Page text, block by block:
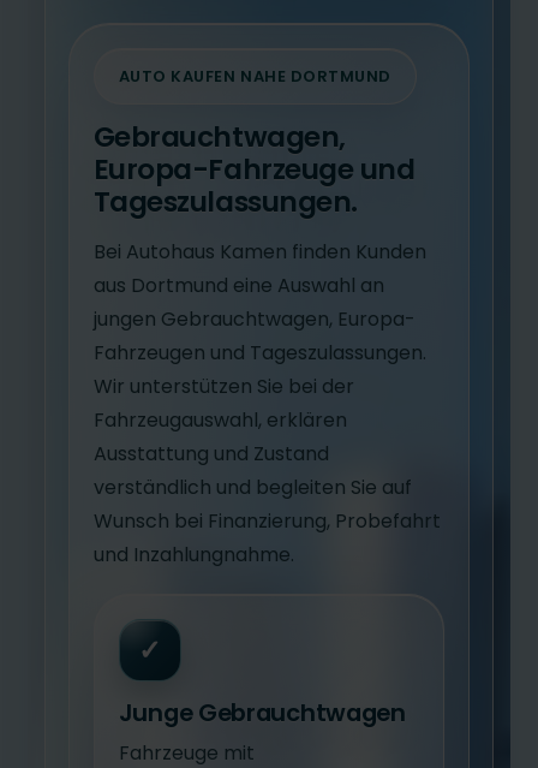
AUTO KAUFEN NAHE DORTMUND
Gebrauchtwagen,
Europa-Fahrzeuge und
Tageszulassungen.
Bei Autohaus Kamen finden Kunden
aus Dortmund eine Auswahl an
jungen Gebrauchtwagen, Europa-
Fahrzeugen und Tageszulassungen.
Wir unterstützen Sie bei der
Fahrzeugauswahl, erklären
Ausstattung und Zustand
verständlich und begleiten Sie auf
Wunsch bei Finanzierung, Probefahrt
und Inzahlungnahme.
✓
Junge Gebrauchtwagen
Fahrzeuge mit